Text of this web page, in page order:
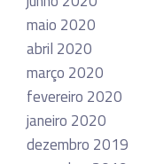
maio 2020
abril 2020
março 2020
fevereiro 2020
janeiro 2020
dezembro 2019